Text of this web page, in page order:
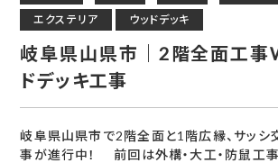
エクステリア
ウッドデッキ
岐阜県山県市｜2階全面工事
ドデッキ工事
岐阜県山県市で2階全面と1階広縁、サッシ
事が進行中！ 前回は外構・大工・防鼠工